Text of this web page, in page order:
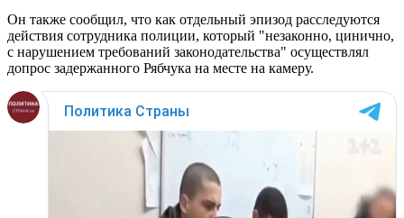
Он также сообщил, что как отдельный эпизод расследуются
действия сотрудника полиции, который "незаконно, цинично,
с нарушением требований законодательства" осуществлял
допрос задержанного Рябчука на месте на камеру.